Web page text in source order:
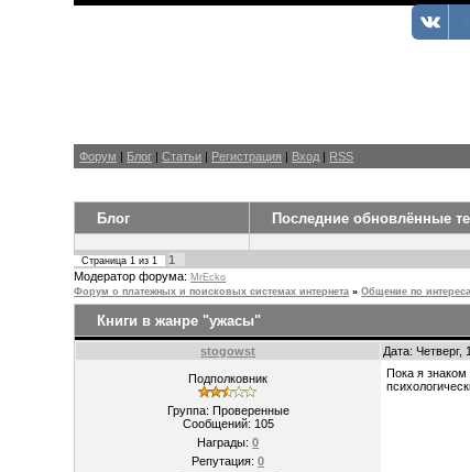
Форум | Блог |Статьи | Регистрация | Вход | RSS
Блог Последние обновлённые
Страница1 из1
1
Модератор форума:MrEcko
Форум о платежных и поисковых системах интернета » Общение по
Книги в жанре "ужасы"
stogowst Дата:
Подполковник
Группа: Проверенные
Сообщений: 105
Награды:0
Репутация:0
Пока я знаком